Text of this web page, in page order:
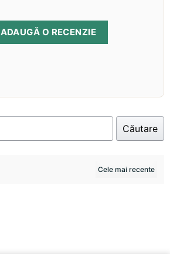
ADAUGĂ O RECENZIE
Căutare